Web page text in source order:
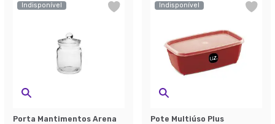
Indisponível
Porta Mantimentos Arena
Indisponível
Pote Multiúso Plus